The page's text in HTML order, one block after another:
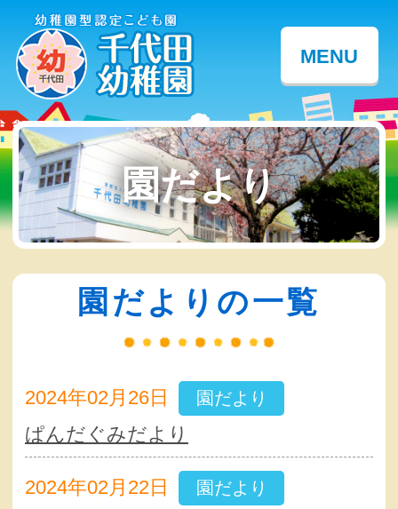
MENU
園だより
園だよりの一覧
2024年02月26日 園だより
ぱんだぐみだより
2024年02月22日 園だより